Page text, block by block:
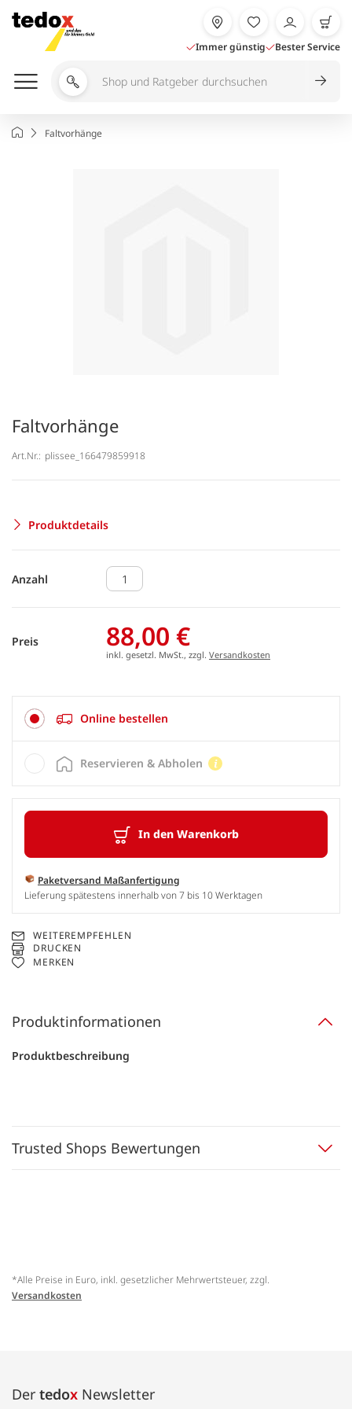
Inhalt
springen
Immer günstig Bester Service
Shop
durchsuchen
StartseiteFaltvorhänge
Faltvorhänge
Art.Nr.: plissee_166479859918
Produktdetails
Anzahl
Preis 88,00 €
inkl. gesetzl. MwSt., zzgl. Versandkosten
Online bestellen
In den Warenkorb
Paketversand Maßanfertigung
Lieferung spätestens innerhalb von 7 bis 10 Werktagen
Reservieren & Abholen
WEITEREMPFEHLEN
DRUCKEN
MERKEN
Produktinformationen
Produktbeschreibung
Trusted Shops Bewertungen
*Alle Preise in Euro, inkl. gesetzlicher Mehrwertsteuer, zzgl.
Versandkosten
Der tedox Newsletter